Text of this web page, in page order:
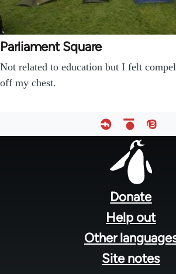
Parliament Square
Not related to education but I felt
off my chest.
Donate
Help out
Other
Site notes